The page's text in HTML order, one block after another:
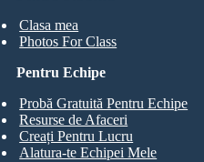
Clasa mea
Photos For Class
Pentru Echipe
Probă Gratuită Pentru Echipe
Resurse de Afaceri
Creați Pentru Lucru
Alatura-te Echipei Mele